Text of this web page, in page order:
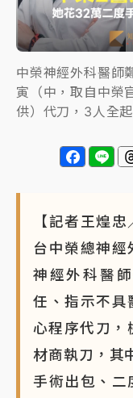
台東農業處長涉
押庭
雨熱區曝
中榮神經外科醫師
寅（中，取自中榮
供）代刀，3人全起
【記者王煌
台中榮總神經
神經外科醫
任、指示不具
心程序代刀，
材商執刀，其
手術出包、二